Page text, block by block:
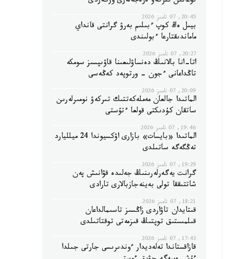
20:45, 07 تامىز 2026
بيىل ەڭ كوپ ءبىلىم بەرۋ گرانتى قانداي
ماماندىقتارعا ءبولىندى
20:27, 07 تامىز 2026
اتا-انا بالانىڭ دەنساۋلىعىنا قاۋىپسىز سومكە
تاڭداعانى ءجون - ورتوپەد كەڭەسى
20:09, 07 تامىز 2026
الماتىدا جالعان مەملەكەتتىك تىركەۋ نومىرلەرىن
ساتقان كۇدىكتى قولعا ءتۇستى
19:46, 07 تامىز 2026
الماتىدا «بايسات» بازارى اۋكسيوندا 24 ميلليارد
تەڭگەگە ساتىلدى
19:29, 07 تامىز 2026
گرانت يەگەرلەرىنىڭ جەلىدە قۋانىش پەن
شاتتىققا تولى بەينەجازبالارى تارادى
18:21, 07 تامىز 2026
قىتايدان تاۋاردى زاڭسىز تاسىمالداعان
قىلمىستىق توپتىڭ قىزمەتى توقتاتىلدى
17:43, 07 تامىز 2026
قازاقستاندا تەلەديدار ءوندىرىسى جارتى جىلدا